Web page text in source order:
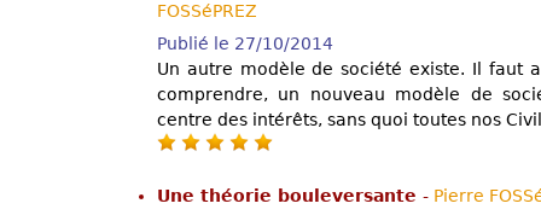
FOSSéPREZ
Publié le 27/10/2014
Un autre modèle de société existe. Il faut
comprendre, un nouveau modèle de
centre des intérêts, sans quoi toutes nos
Une théorie bouleversante - Pierre